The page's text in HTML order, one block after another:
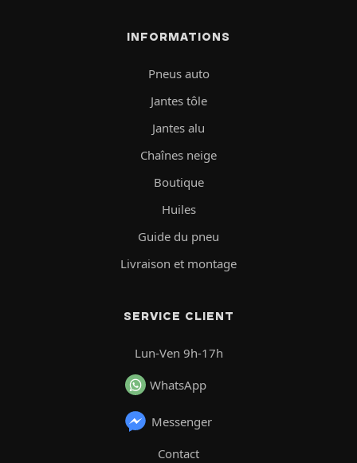
INFORMATIONS
Pneus auto
Jantes tôle
Jantes alu
Chaînes neige
Boutique
Huiles
Guide du pneu
Livraison et montage
SERVICE CLIENT
Lun-Ven 9h-17h
WhatsApp
Messenger
Contact